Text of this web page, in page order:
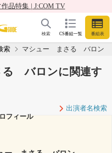
品特集 | J:COM TV
CS番組一覧 番組表
検索
索 マシュー まさる バロン
バロンに関連す
出演者名検索
フィール